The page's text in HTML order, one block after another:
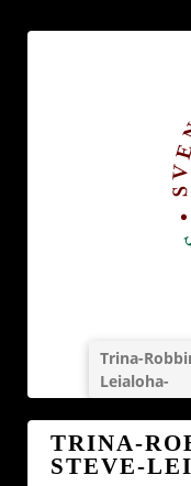
Trina-
Leialoha-
TRINA-
STEVE-